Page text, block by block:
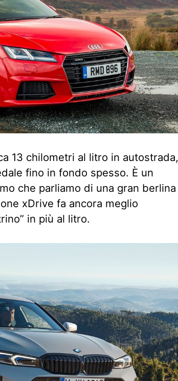
13 chilometri al litro in autostrada,
fino in fondo spesso. È un
che parliamo di una gran berlina
xDrive fa ancora meglio
in più al litro.